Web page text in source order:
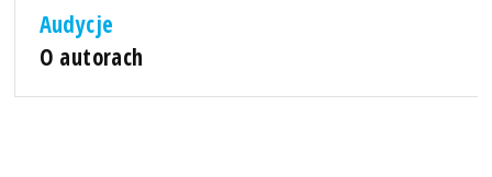
Audycje
O autorach